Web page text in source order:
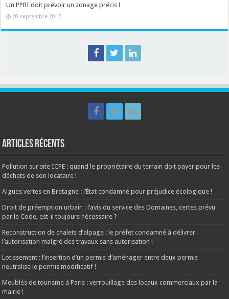
Un PPRI doit prévoir un zonage précis !
20 septembre 2012
Articles récents
Pollution sur site ICPE : quand le propriétaire du terrain doit payer pour les
déchets de son locataire !
Algues vertes en Bretagne : l’État condamné pour préjudice écologique !
Droit de préemption urbain : l’avis du service des Domaines, certes prévu
par le Code, est-il toujours nécessaire ?
Reconstruction de chalets d’alpage : le préfet condamné à délivrer
l’autorisation malgré des travaux sans autorisation !
Lotissement : l’insertion d’un permis d’aménager entre deux permis
neutralise le permis modificatif !
Meublés de tourisme à Paris : verrouillage des locaux commerciaux par la
mairie !